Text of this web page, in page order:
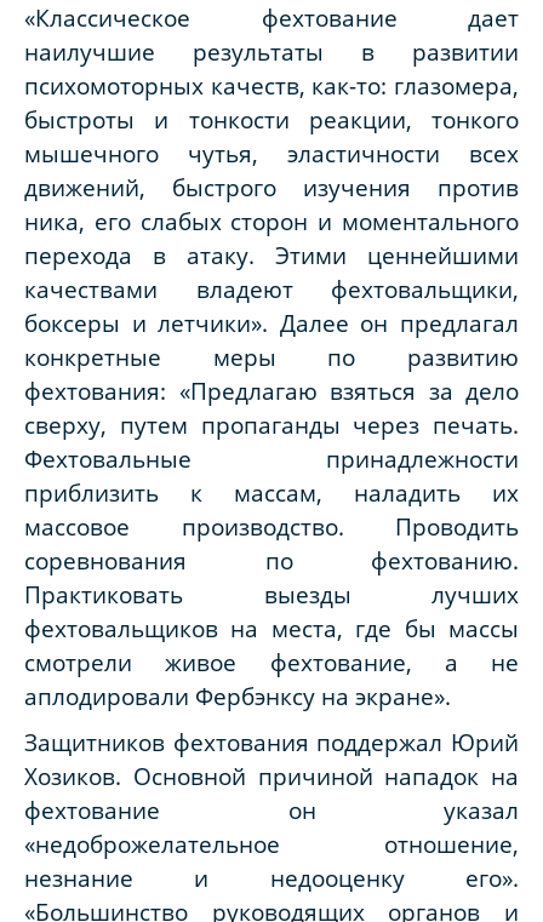
«Классическое фехтование дает
наилучшие результаты в развитии
психомоторных качеств, как-то: глазомера,
быстроты и тонкости реакции, тонкого
мышечного чутья, эластичности всех
движений, быстрого изучения против
ника, его слабых сторон и моментального
перехода в атаку. Этими ценнейшими
качествами владеют фехтовальщики,
боксеры и летчики». Далее он предлагал
конкретные меры по развитию
фехтования: «Предлагаю взяться за дело
сверху, путем пропаганды через печать.
Фехтовальные принадлежности
приблизить к массам, наладить их
массовое производство. Проводить
соревнования по фехтованию.
Практиковать выезды лучших
фехтовальщиков на места, где бы массы
смотрели живое фехтование, а не
аплодировали Фербэнксу на экране».
Защитников фехтования поддержал Юрий
Хозиков. Основной причиной нападок на
фехтование он указал
«недоброжелательное отношение,
незнание и недооценку его».
«Большинство руководящих органов и